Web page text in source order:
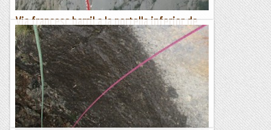
Via francesc barril a la portella inferior de
collegats
DIUMENGE, 07 D'ABRIL Aquest diumenge, hem parlat amb
la colla del Penedes per anar a Collegats, amb l' intenció de
fer la nova via oberta a la Portella Inferior, però en...
Els Visas